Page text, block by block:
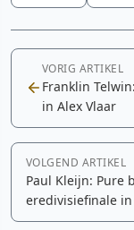
VORIG ARTIKEL
Franklin
in Alex Vlaar
VOLGEND ARTIKEL
Paul Kleijn: Pure
eredivisiefinale